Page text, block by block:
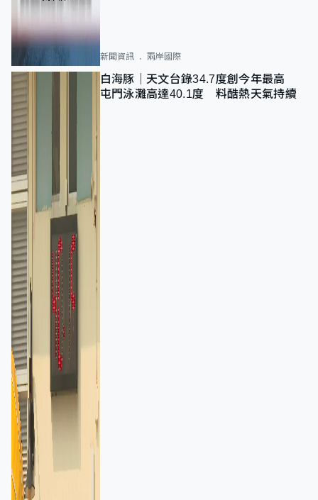
新聞資訊 兩岸國際
白海豚｜天文台錄34.7度創今年最高
屯門泳灘高達40.1度 料酷熱天氣持續